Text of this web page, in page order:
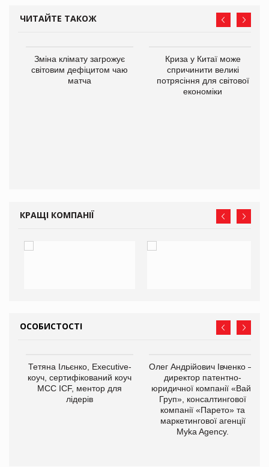
ЧИТАЙТЕ ТАКОЖ
Зміна клімату загрожує
світовим дефіцитом чаю
матча
Криза у Китаї може
спричинити великі
потрясіння для світової
економіки
КРАЩІ КОМПАНІЇ
ОСОБИСТОСТІ
Тетяна Ільєнко, Executive-
коуч, сертифікований коуч
МСС ICF, ментор для
лідерів
Олег Андрійович Івченко —
директор патентно-
юридичної компанії «Вайз
Груп», консалтингової
компанії «Парето» та
маркетингової агенції
Myka Agency.